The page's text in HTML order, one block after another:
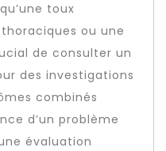
toux
ou une
de consulter un
des investigations
combinés
d’un problème
évaluation